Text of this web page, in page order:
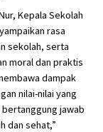
Kepala Sekolah
rasa
sekolah, serta
moral dan praktis
dampak
nilai-nilai yang
jawab
dan sehat,”